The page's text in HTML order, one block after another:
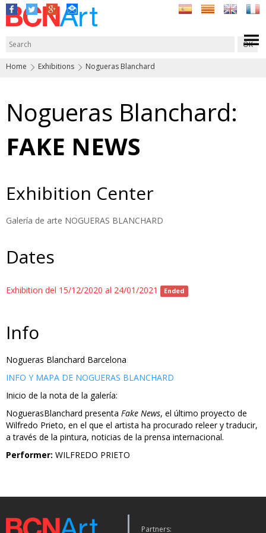
Home Exhibitions Nogueras Blanchard
Nogueras Blanchard:
FAKE NEWS
Exhibition Center
Galería de arte NOGUERAS BLANCHARD
Dates
Exhibition del 15/12/2020 al 24/01/2021 Ended
Info
Nogueras Blanchard Barcelona
INFO Y MAPA DE NOGUERAS BLANCHARD
Inicio de la nota de la galería:
NoguerasBlanchard presenta Fake News, el último proyecto de
Wilfredo Prieto, en el que el artista ha procurado releer y traducir,
a través de la pintura, noticias de la prensa internacional.
Performer: WILFREDO PRIETO
Partners: